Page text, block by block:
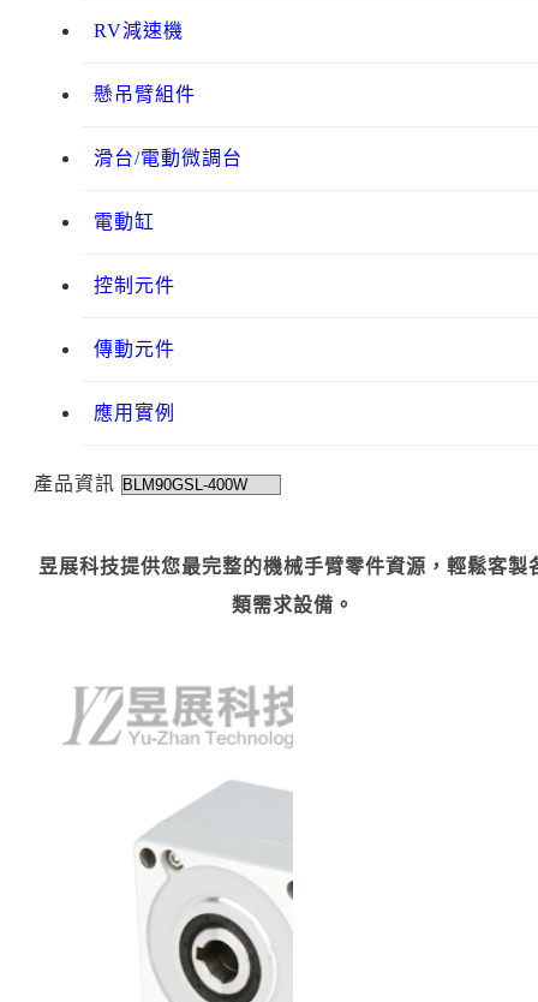
RV減速機
懸吊臂組件
滑台/電動微調台
電動缸
控制元件
傳動元件
應用實例
產品資訊
昱展科技提供您最完整的機械手臂零件資源，輕鬆客製
類需求設備。